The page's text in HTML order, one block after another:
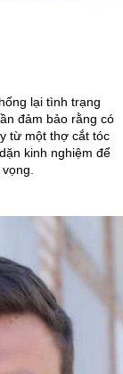
lại tình trạng
đảm bảo rằng có
từ một thợ cắt tóc
kinh nghiệm để